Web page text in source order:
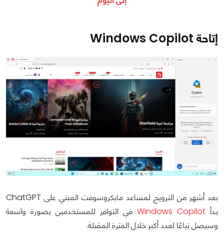
إتاحة Windows Copilot
بعد أشهر من الترويج لمساعد مايكروسوفت المبني على ChatGPT
بدأ Windows Copilot في التوافر للمستخدمين بصورة واسعة
وسيصل تِباعًا لعدد أكبر خلال الفترة المقبلة.